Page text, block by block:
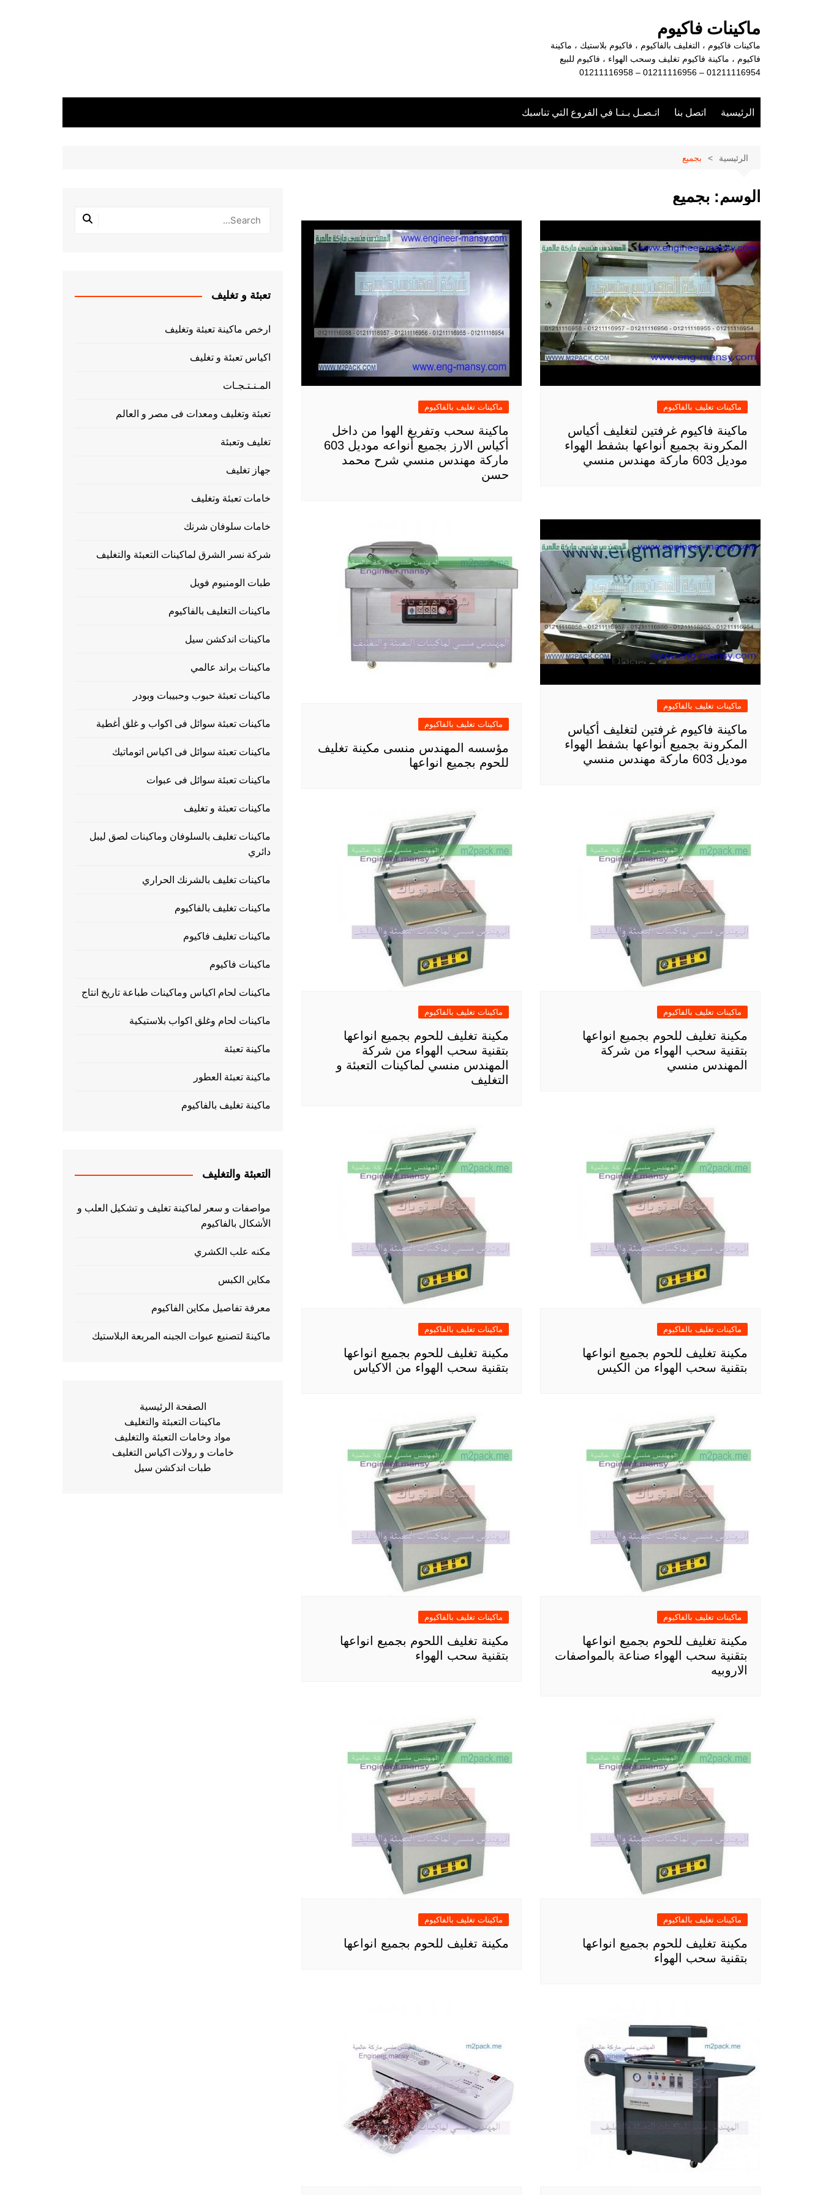
ماكينات فاكيوم
ماكينات فاكيوم ، التغليف بالفاكيوم ، فاكيوم بلاستيك ، ماكينة
فاكيوم ، ماكينة فاكيوم تغليف وسحب الهواء ، فاكيوم للبيع
01211116954 – 01211116956 – 01211116958
الرئيسية اتصل بنا اتـصـل بـنـا في الفروع التي تناسبك
الرئيسية بجميع
الوسم: بجميع
ماكينات تغليف بالفاكيوم
ماكينة فاكيوم غرفتين لتغليف أكياس
المكرونة بجميع أنواعها بشفط الهواء
موديل 603 ماركة مهندس منسي
ماكينات تغليف بالفاكيوم
ماكينة سحب وتفريغ الهوا من داخل
أكياس الارز بجميع أنواعه موديل 603
ماركة مهندس منسي شرح محمد
حسن
ماكينات تغليف بالفاكيوم
ماكينة فاكيوم غرفتين لتغليف أكياس
المكرونة بجميع أنواعها بشفط الهواء
موديل 603 ماركة مهندس منسي
ماكينات تغليف بالفاكيوم
مؤسسه المهندس منسى مكينة تغليف
للحوم بجميع انواعها
ماكينات تغليف بالفاكيوم
مكينة تغليف للحوم بجميع انواعها
بتقنية سحب الهواء من شركة
المهندس منسي
ماكينات تغليف بالفاكيوم
مكينة تغليف للحوم بجميع انواعها
بتقنية سحب الهواء من شركة
المهندس منسي لماكينات التعبئة و
التغليف
ماكينات تغليف بالفاكيوم
مكينة تغليف للحوم بجميع انواعها
بتقنية سحب الهواء من الكيس
ماكينات تغليف بالفاكيوم
مكينة تغليف للحوم بجميع انواعها
بتقنية سحب الهواء من الاكياس
ماكينات تغليف بالفاكيوم
مكينة تغليف للحوم بجميع انواعها
بتقنية سحب الهواء صناعة بالمواصفات
الاروبيه
ماكينات تغليف بالفاكيوم
مكينة تغليف اللحوم بجميع انواعها
بتقنية سحب الهواء
ماكينات تغليف بالفاكيوم
مكينة تغليف للحوم بجميع انواعها
بتقنية سحب الهواء
ماكينات تغليف بالفاكيوم
مكينة تغليف للحوم بجميع انواعها
تعبئة و تغليف
ارخص ماكينة تعبئة وتغليف
اكياس تعبئة و تغليف
المـنـتـجـات
تعبئة وتغليف ومعدات فى مصر و العالم
تغليف وتعبئة
جهاز تغليف
خامات تعبئة وتغليف
خامات سلوفان شرنك
شركة نسر الشرق لماكينات التعبئة والتغليف
طبات الومنيوم فويل
ماكينات التغليف بالفاكيوم
ماكينات اندكشن سيل
ماكينات براند عالمي
ماكينات تعبئة حبوب وحبيبات وبودر
ماكينات تعبئة سوائل فى اكواب و غلق أغطية
ماكينات تعبئة سوائل فى اكياس اتوماتيك
ماكينات تعبئة سوائل فى عبوات
ماكينات تعبئة و تغليف
ماكينات تغليف بالسلوفان وماكينات لصق ليبل
دائري
ماكينات تغليف بالشرنك الحراري
ماكينات تغليف بالفاكيوم
ماكينات تغليف فاكيوم
ماكينات فاكيوم
ماكينات لحام اكياس وماكينات طباعة تاريخ انتاج
ماكينات لحام وغلق اكواب بلاستيكية
ماكينة تعبئة
ماكينة تعبئة العطور
ماكينة تغليف بالفاكيوم
التعبئة والتغليف
مواصفات و سعر لماكينة تغليف و تشكيل العلب و
الأشكال بالفاكيوم
مكنه علب الكشري
مكاين الكبس
معرفة تفاصيل مكاين الفاكيوم
ماكينهً لتصنيع عبوات الجبنه المربعة البلاستيك
الصفحة الرئيسية
ماكينات التعبئة والتغليف
مواد وخامات التعبئة والتغليف
خامات و رولات اكياس التغليف
طبات اندكشن سيل